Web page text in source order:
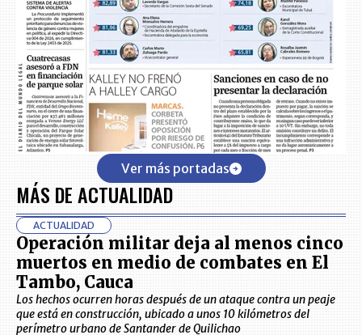
Ver más portadas
MÁS DE ACTUALIDAD
ACTUALIDAD
Operación militar deja al menos cinco
muertos en medio de combates en El
Tambo, Cauca
Los hechos ocurren horas después de un ataque contra un peaje
que está en construcción, ubicado a unos 10 kilómetros del
perímetro urbano de Santander de Quilichao